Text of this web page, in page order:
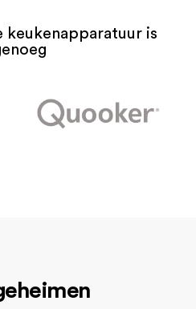
keukenapparatuur is